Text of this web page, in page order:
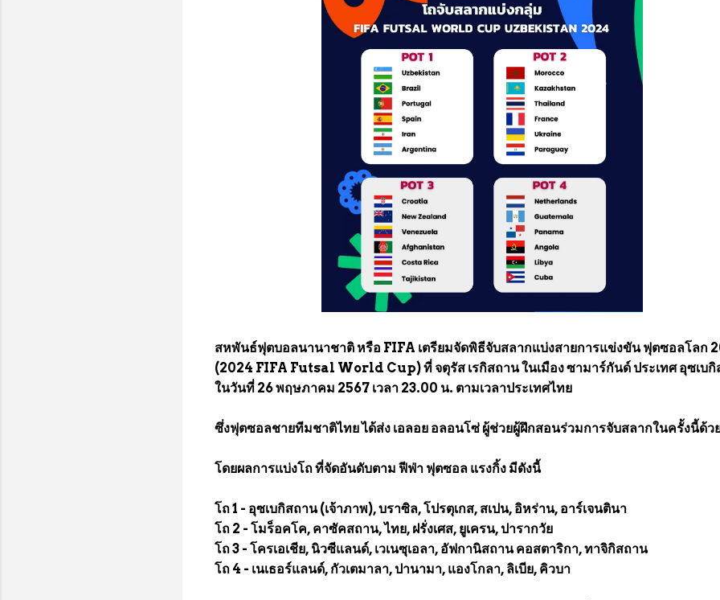
สหพันธ์ฟุตบอลนานาชาติ หรือ FIFA เตรียมจัดพิธีจับสลากแบ่งสายการแข่งขัน ฟุตซอลโลก
(2024 FIFA Futsal World Cup) ที่ จตุรัส เรกิสถาน ในเมือง ซามาร์กันด์ ประเทศ อุซเบ
ในวันที่ 26 พฤษภาคม 2567 เวลา 23.00 น. ตามเวลาประเทศไทย
ซึ่งฟุตซอลชายทีมชาติไทย ได้ส่ง เอลอย อลอนโซ่ ผู้ช่วยผู้ฝึกสอนร่วมการจับสลากในครั้งนี้ด้ว
โดยผลการแบ่งโถ ที่จัดอันดับตาม ฟีฟ่า ฟุตซอล แรงกิ้ง มีดังนี้
โถ 1 - อุซเบกิสถาน (เจ้าภาพ), บราซิล, โปรตุเกส, สเปน, อิหร่าน, อาร์เจนตินา
โถ 2 - โมร็อคโค, คาซัคสถาน, ไทย, ฝรั่งเศส, ยูเครน, ปารากวัย
โถ 3 - โครเอเชีย, นิวซีแลนด์, เวเนซุเอลา, อัฟกานิสถาน คอสตาริกา, ทาจิกิสถาน
โถ 4 - เนเธอร์แลนด์, กัวเตมาลา, ปานามา, แองโกลา, ลิเบีย, คิวบา